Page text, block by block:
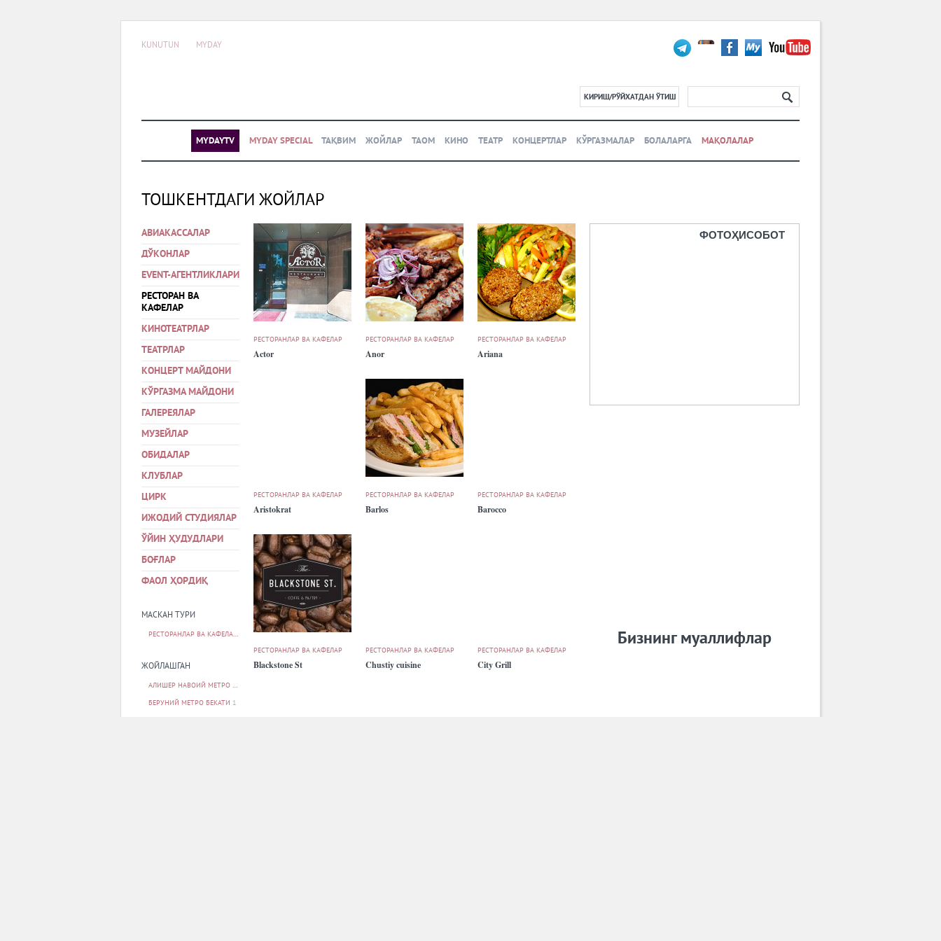
KUNUTUN MYDAY
КИРИШ/РЎЙХАТДАН ЎТИШ
MYDAYTV MYDAY SPECIAL ТАҚВИМ ЖОЙЛАР ТАОМ КИНО ТЕАТР КОНЦЕРТЛАР КЎРГАЗМАЛАР БОЛАЛАРГА МАҚОЛАЛАР
ТОШКЕНТДАГИ ЖОЙЛАР
АВИАКАССАЛАР
ДЎКОНЛАР
EVENT-АГЕНТЛИКЛАРИ
РЕСТОРАН ВА
КАФЕЛАР
КИНОТЕАТРЛАР
ТЕАТРЛАР
КОНЦЕРТ МАЙДОНИ
КЎРГАЗМА МАЙДОНИ
ГАЛЕРЕЯЛАР
МУЗЕЙЛАР
ОБИДАЛАР
КЛУБЛАР
ЦИРК
ИЖОДИЙ СТУДИЯЛАР
ЎЙИН ҲУДУДЛАРИ
БОҒЛАР
ФАОЛ ҲОРДИҚ
МАСКАН ТУРИ
РЕСТОРАНЛАР ВА КАФЕЛАР
ЖОЙЛАШГАН
АЛИШЕР НАВОИЙ МЕТРО БЕКАТИ
БЕРУНИЙ МЕТРО БЕКАТИ 1
РЕСТОРАНЛАР ВА КАФЕЛАР
Actor
РЕСТОРАНЛАР ВА КАФЕЛАР
Anor
РЕСТОРАНЛАР ВА КАФЕЛАР
Ariana
РЕСТОРАНЛАР ВА КАФЕЛАР
Aristokrat
РЕСТОРАНЛАР ВА КАФЕЛАР
Barlos
РЕСТОРАНЛАР ВА КАФЕЛАР
Barocco
РЕСТОРАНЛАР ВА КАФЕЛАР
Blackstone St
РЕСТОРАНЛАР ВА КАФЕЛАР
Chustiy cuisine
РЕСТОРАНЛАР ВА КАФЕЛАР
City Grill
ФОТОҲИСОБОТ
Бизнинг муаллифлар